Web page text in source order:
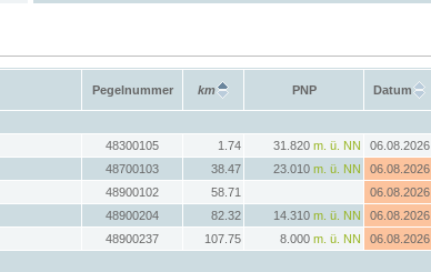
Pegelnummer km PNP Datum
48300105 1.74 31.820 m. ü. NN 06.08.2026
48700103 38.47 23.010 m. ü. NN 06.08.2026
48900102 58.71 06.08.2026
48900204 82.32 14.310 m. ü. NN 06.08.2026
48900237 107.75 8.000 m. ü. NN 06.08.2026